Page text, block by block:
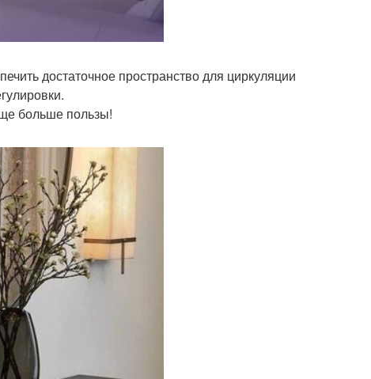
достаточное пространство для циркуляции
больше пользы!